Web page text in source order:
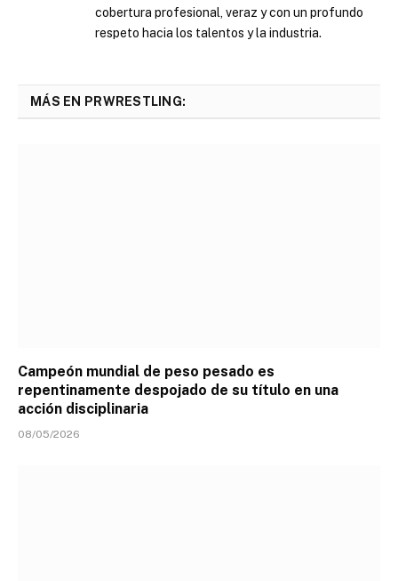
cobertura profesional, veraz y con un profundo
respeto hacia los talentos y la industria.
MÁS EN PRWRESTLING:
Campeón mundial de peso pesado es
repentinamente despojado de su título en una
acción disciplinaria
08/05/2026